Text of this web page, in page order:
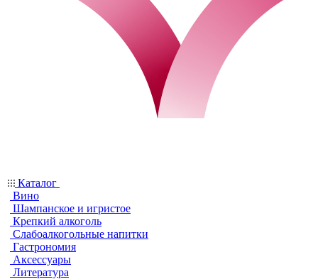
Каталог
Вино
Шампанское и игристое
Крепкий алкоголь
Слабоалкогольные напитки
Гастрономия
Аксессуары
Литература